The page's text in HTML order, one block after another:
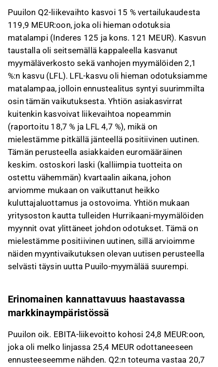
Puuilon Q2-liikevaihto kasvoi 15 % vertailukaudesta
119,9 MEUR:oon, joka oli hieman odotuksia
matalampi (Inderes 125 ja kons. 121 MEUR). Kasvun
taustalla oli seitsemällä kappaleella kasvanut
myymäläverkosto sekä vanhojen myymälöiden 2,1
%:n kasvu (LFL). LFL-kasvu oli hieman odotuksiamme
matalampaa, jolloin ennustealitus syntyi suurimmilta
osin tämän vaikutuksesta. Yhtiön asiakasvirrat
kuitenkin kasvoivat liikevaihtoa nopeammin
(raportoitu 18,7 % ja LFL 4,7 %), mikä on
mielestämme pitkällä jänteellä positiivinen uutinen.
Tämän perusteella asiakkaiden euromääräinen
keskim. ostoskori laski (kalliimpia tuotteita on
ostettu vähemmän) kvartaalin aikana, johon
arviomme mukaan on vaikuttanut heikko
kuluttajaluottamus ja ostovoima. Yhtiön mukaan
yritysoston kautta tulleiden Hurrikaani-myymälöiden
myynnit ovat ylittäneet johdon odotukset. Tämä on
mielestämme positiivinen uutinen, sillä arvioimme
näiden myyntivaikutuksen olevan uutisen perusteella
selvästi täysin uutta Puuilo-myymälää suurempi.
Erinomainen kannattavuus haastavassa
markkinaympäristössä
Puuilon oik. EBITA-liikevoitto kohosi 24,8 MEUR:oon,
joka oli melko linjassa 25,4 MEUR odottaneeseen
ennusteeseemme nähden. Q2:n toteuma vastaa 20,7